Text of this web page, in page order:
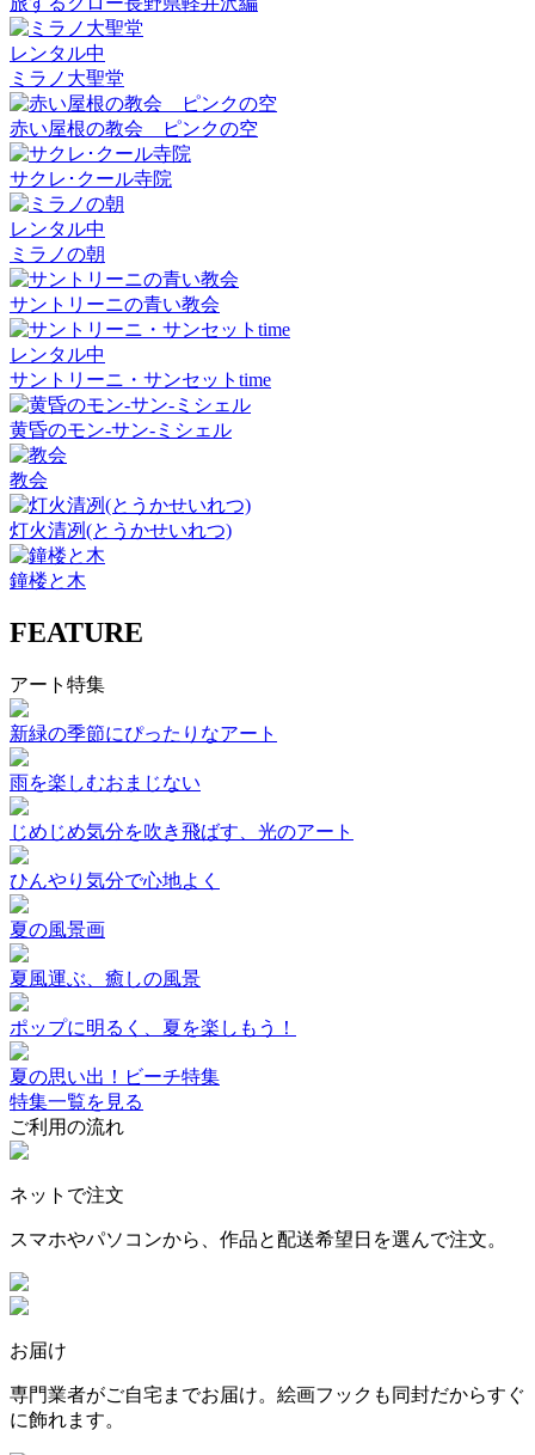
レンタル中
ミラノ大聖堂
赤い屋根の教会 ピンクの空
サクレ･クール寺院
レンタル中
ミラノの朝
サントリーニの青い教会
レンタル中
サントリーニ・サンセットtime
黄昏のモン-サン-ミシェル
教会
灯火清冽(とうかせいれつ)
鐘楼と木
FEATURE
アート特集
新緑の季節にぴったりなアート
雨を楽しむおまじない
じめじめ気分を吹き飛ばす、光のアート
ひんやり気分で心地よく
夏の風景画
夏風運ぶ、癒しの風景
ポップに明るく、夏を楽しもう！
夏の思い出！ビーチ特集
特集一覧を見る
ご利用の流れ
ネットで注文
スマホやパソコンから、作品と配送希望日を選んで注文。
お届け
専門業者がご自宅までお届け。絵画フックも同封だからすぐ
に飾れます。